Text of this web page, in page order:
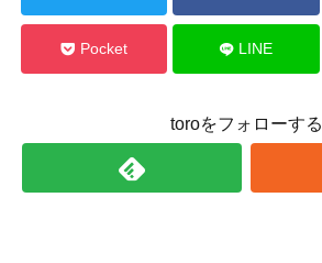
Pocket LINE
toroをフォローする